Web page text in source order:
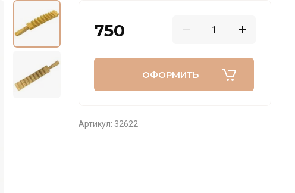
750
ОФОРМИТЬ
Артикул: 32622